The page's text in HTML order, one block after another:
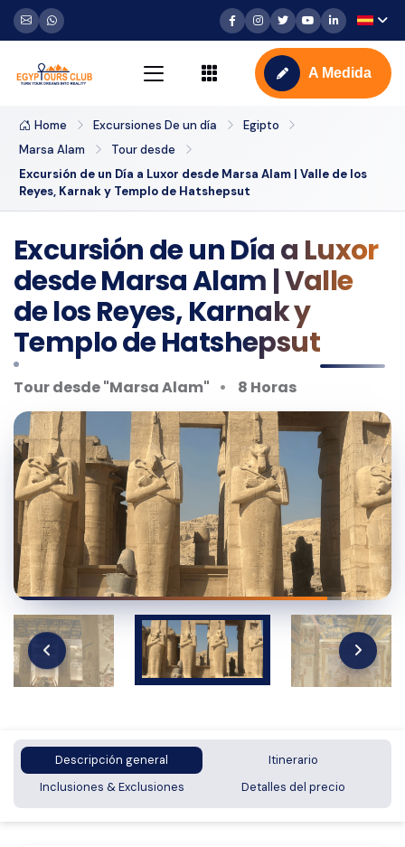
A Medida
Home Excursiones De un día
Egipto
Marsa Alam
Tour desde
Excursión de un Día a Luxor desde Marsa Alam | Valle de los
Reyes, Karnak y Templo de Hatshepsut
Excursión de un Día a Luxor
desde Marsa Alam | Valle
de los Reyes, Karnak y
Templo de Hatshepsut
Tour desde "Marsa Alam" 8 Horas
Descripción general
Itinerario
Inclusiones & Exclusiones
Detalles del precio